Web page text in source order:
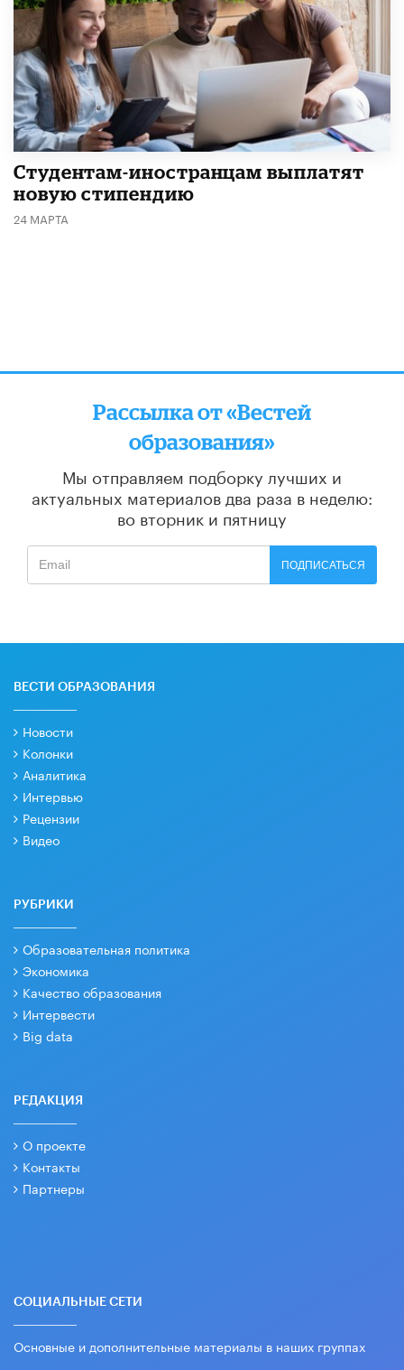
Студентам-иностранцам выплатят
новую стипендию
24 МАРТА
Рассылка от «Вестей
образования»
Мы отправляем подборку лучших и
актуальных материалов два раза в неделю:
во вторник и пятницу
ПОДПИСАТЬСЯ
ВЕСТИ ОБРАЗОВАНИЯ
Новости
Колонки
Аналитика
Интервью
Рецензии
Видео
РУБРИКИ
Образовательная политика
Экономика
Качество образования
Интервести
Big data
РЕДАКЦИЯ
О проекте
Контакты
Партнеры
СОЦИАЛЬНЫЕ СЕТИ
Основные и дополнительные материалы в наших группах